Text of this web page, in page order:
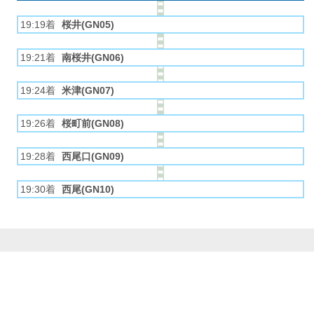
19:19着 桜井(GN05)
19:21着 南桜井(GN06)
19:24着 米津(GN07)
19:26着 桜町前(GN08)
19:28着 西尾口(GN09)
19:30着 西尾(GN10)